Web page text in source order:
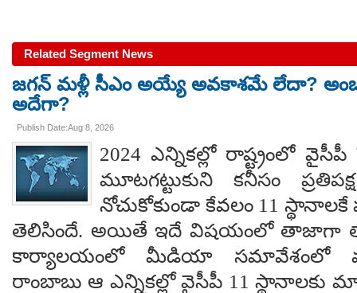
Related Segment News
జగన్ మళ్లీ సీఎం అయ్యే అవకాశమే లేదా?
అదేగా?
Publish Date:Aug 8, 2026
2024 ఎన్నికల్లో రాష్ట్రంలో
మూటగట్టుకుని కనీసం
నోచుకోకుండా కేవలం 11
తెలిసిందే. అయితే ఇదే విషయంలో తాజాగా
కార్యాలయంలో మీడియా సమావేశంలో
రాంబాబు ఆ ఎన్నికల్లో వైసీపీ 11